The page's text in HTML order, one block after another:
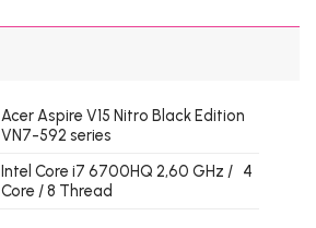
Acer Aspire V15 Nitro Black Edition
VN7-592 series
Intel Core i7 6700HQ 2,60 GHz / 4
Core / 8 Thread